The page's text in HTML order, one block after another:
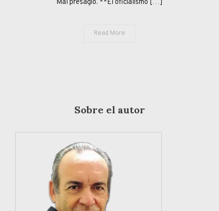
Mal presagio. **El oficialismo […]
Read More
Sobre el autor